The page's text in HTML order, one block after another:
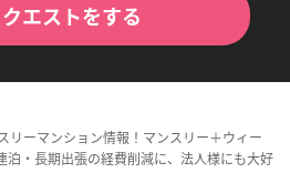
エストをする
リーマンション情報！マンスリー＋ウィー
泊・長期出張の経費削減に、法人様にも大好